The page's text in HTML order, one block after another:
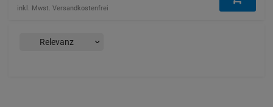
inkl. Mwst. Versandkostenfrei